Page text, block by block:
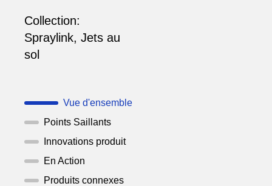
Collection:
Spraylink, Jets au
sol
Vue d'ensemble
Points Saillants
Innovations produit
En Action
Produits connexes